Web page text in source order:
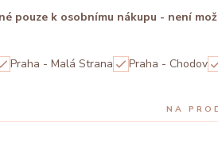
pouze k osobnímu nákupu - není
Praha - Malá Strana Praha - Chodov
NA